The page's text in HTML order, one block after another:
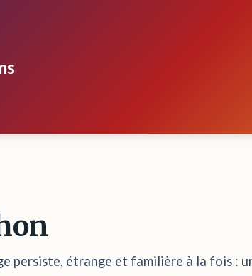
persiste, étrange et familière à la fois :